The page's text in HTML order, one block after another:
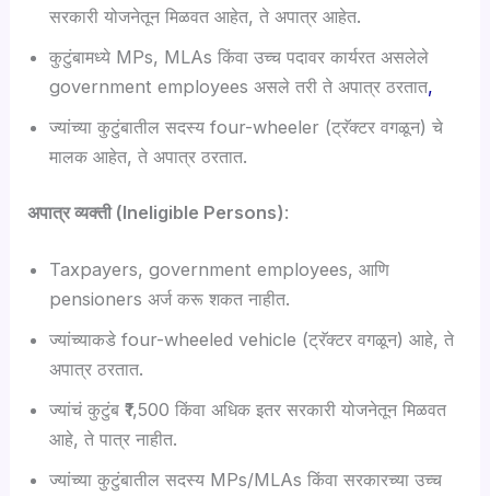
सरकारी योजनेतून मिळवत आहेत, ते अपात्र आहेत.
कुटुंबामध्ये MPs, MLAs किंवा उच्च पदावर कार्यरत असलेले
government employees असले तरी ते अपात्र ठरतात,
ज्यांच्या कुटुंबातील सदस्य four-wheeler (ट्रॅक्टर वगळून) चे
मालक आहेत, ते अपात्र ठरतात.
अपात्र व्यक्ती (Ineligible Persons):
Taxpayers, government employees, आणि
pensioners अर्ज करू शकत नाहीत.
ज्यांच्याकडे four-wheeled vehicle (ट्रॅक्टर वगळून) आहे, ते
अपात्र ठरतात.
ज्यांचं कुटुंब ₹1,500 किंवा अधिक इतर सरकारी योजनेतून मिळवत
आहे, ते पात्र नाहीत.
ज्यांच्या कुटुंबातील सदस्य MPs/MLAs किंवा सरकारच्या उच्च